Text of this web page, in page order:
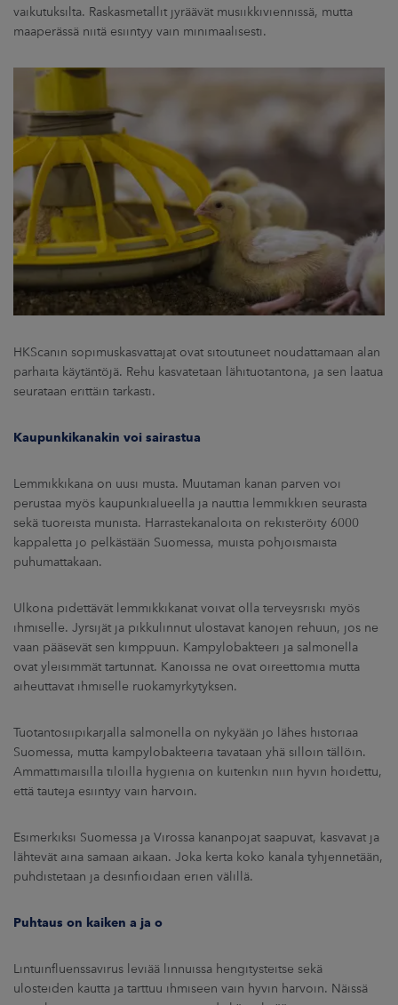
vaikutuksilta. Raskasmetallit jyräävät musiikkiviennissä, mutta
maaperässä niitä esiintyy vain minimaalisesti.
HKScanin sopimuskasvattajat ovat sitoutuneet noudattamaan alan
parhaita käytäntöjä. Rehu kasvatetaan lähituotantona, ja sen laatua
seurataan erittäin tarkasti.
Kaupunkikanakin voi sairastua
Lemmikkikana on uusi musta. Muutaman kanan parven voi
perustaa myös kaupunkialueella ja nauttia lemmikkien seurasta
sekä tuoreista munista. Harrastekanaloita on rekisteröity 6000
kappaletta jo pelkästään Suomessa, muista pohjoismaista
puhumattakaan.
Ulkona pidettävät lemmikkikanat voivat olla terveysriski myös
ihmiselle. Jyrsijät ja pikkulinnut ulostavat kanojen rehuun, jos ne
vaan pääsevät sen kimppuun. Kampylobakteeri ja salmonella
ovat yleisimmät tartunnat. Kanoissa ne ovat oireettomia mutta
aiheuttavat ihmiselle ruokamyrkytyksen.
Tuotantosiipikarjalla salmonella on nykyään jo lähes historiaa
Suomessa, mutta kampylobakteeria tavataan yhä silloin tällöin.
Ammattimaisilla tiloilla hygienia on kuitenkin niin hyvin hoidettu,
että tauteja esiintyy vain harvoin.
Esimerkiksi Suomessa ja Virossa kananpojat saapuvat, kasvavat ja
lähtevät aina samaan aikaan. Joka kerta koko kanala tyhjennetään,
puhdistetaan ja desinfioidaan erien välillä.
Puhtaus on kaiken a ja o
Lintuinfluenssavirus leviää linnuissa hengitysteitse sekä
ulosteiden kautta ja tarttuu ihmiseen vain hyvin harvoin. Näissä